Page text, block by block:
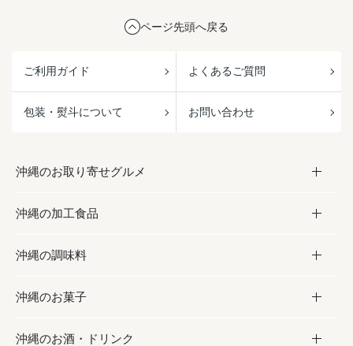
ページ先頭へ戻る
ご利用ガイド よくあるご質問
包装・熨斗について お問い合わせ
沖縄のお取り寄せグルメ
お取り寄せグルメ
フルーツ・野菜
お肉
海産物
沖縄の加工食品
加工食品
缶詰／パウチ
沖縄料理
沖縄の調味料
調味料
砂糖／黒砂糖
沖縄のお菓子
お菓子
沖縄のお酒・ドリンク